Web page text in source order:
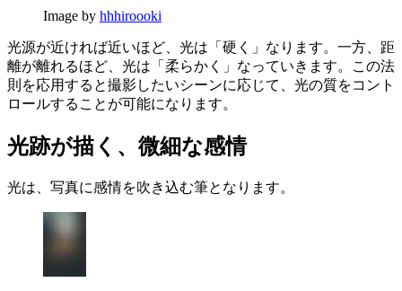
Image by hhhiroooki
光源が近ければ近いほど、光は「硬く」なります。一方、距
離が離れるほど、光は「柔らかく」なっていきます。この法
則を応用すると撮影したいシーンに応じて、光の質をコント
ロールすることが可能になります。
光跡が描く、微細な感情
光は、写真に感情を吹き込む筆となります。